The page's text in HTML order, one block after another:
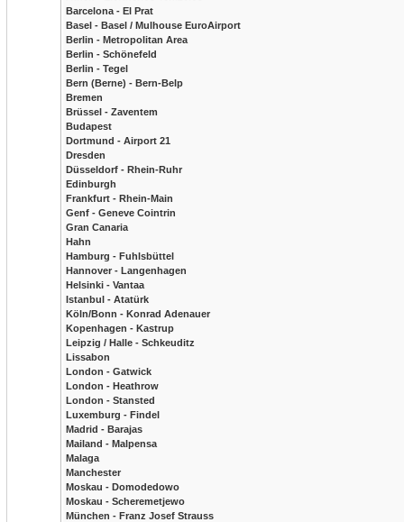
Barcelona - El Prat
Basel - Basel / Mulhouse EuroAirport
Berlin - Metropolitan Area
Berlin - Schönefeld
Berlin - Tegel
Bern (Berne) - Bern-Belp
Bremen
Brüssel - Zaventem
Budapest
Dortmund - Airport 21
Dresden
Düsseldorf - Rhein-Ruhr
Edinburgh
Frankfurt - Rhein-Main
Genf - Geneve Cointrin
Gran Canaria
Hahn
Hamburg - Fuhlsbüttel
Hannover - Langenhagen
Helsinki - Vantaa
Istanbul - Atatürk
Köln/Bonn - Konrad Adenauer
Kopenhagen - Kastrup
Leipzig / Halle - Schkeuditz
Lissabon
London - Gatwick
London - Heathrow
London - Stansted
Luxemburg - Findel
Madrid - Barajas
Mailand - Malpensa
Malaga
Manchester
Moskau - Domodedowo
Moskau - Scheremetjewo
München - Franz Josef Strauss